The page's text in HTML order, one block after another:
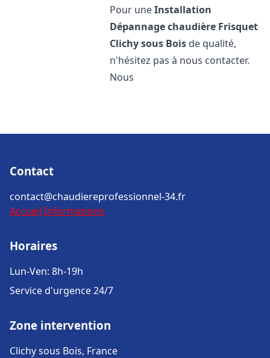
Pour uneInstallation
Dépannage chaudière Frisquet
Clichy sous Bois de qualité,
n'hésitez pas à nous contacter.
Nous
Contact
contact@chaudiereprofessionnel-34.fr
Accueil Informations
Horaires
Lun-Ven: 8h-19h
Service d'urgence 24/7
Zone intervention
Clichy sous Bois, France